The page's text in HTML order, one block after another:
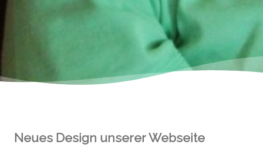
Neues Design unserer Webseite